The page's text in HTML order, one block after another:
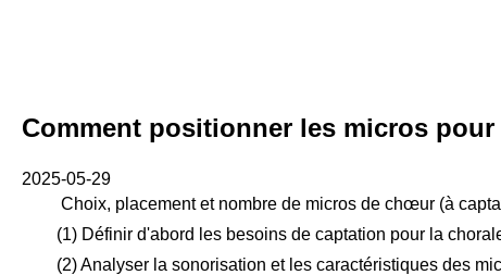
Comment positionner les micros
2025-05-29
Choix, placement et nombre de micros de chœur (à
(1) Définir d'abord les besoins de captation pour la chorale
(2) Analyser la sonorisation et les caractéristiques des